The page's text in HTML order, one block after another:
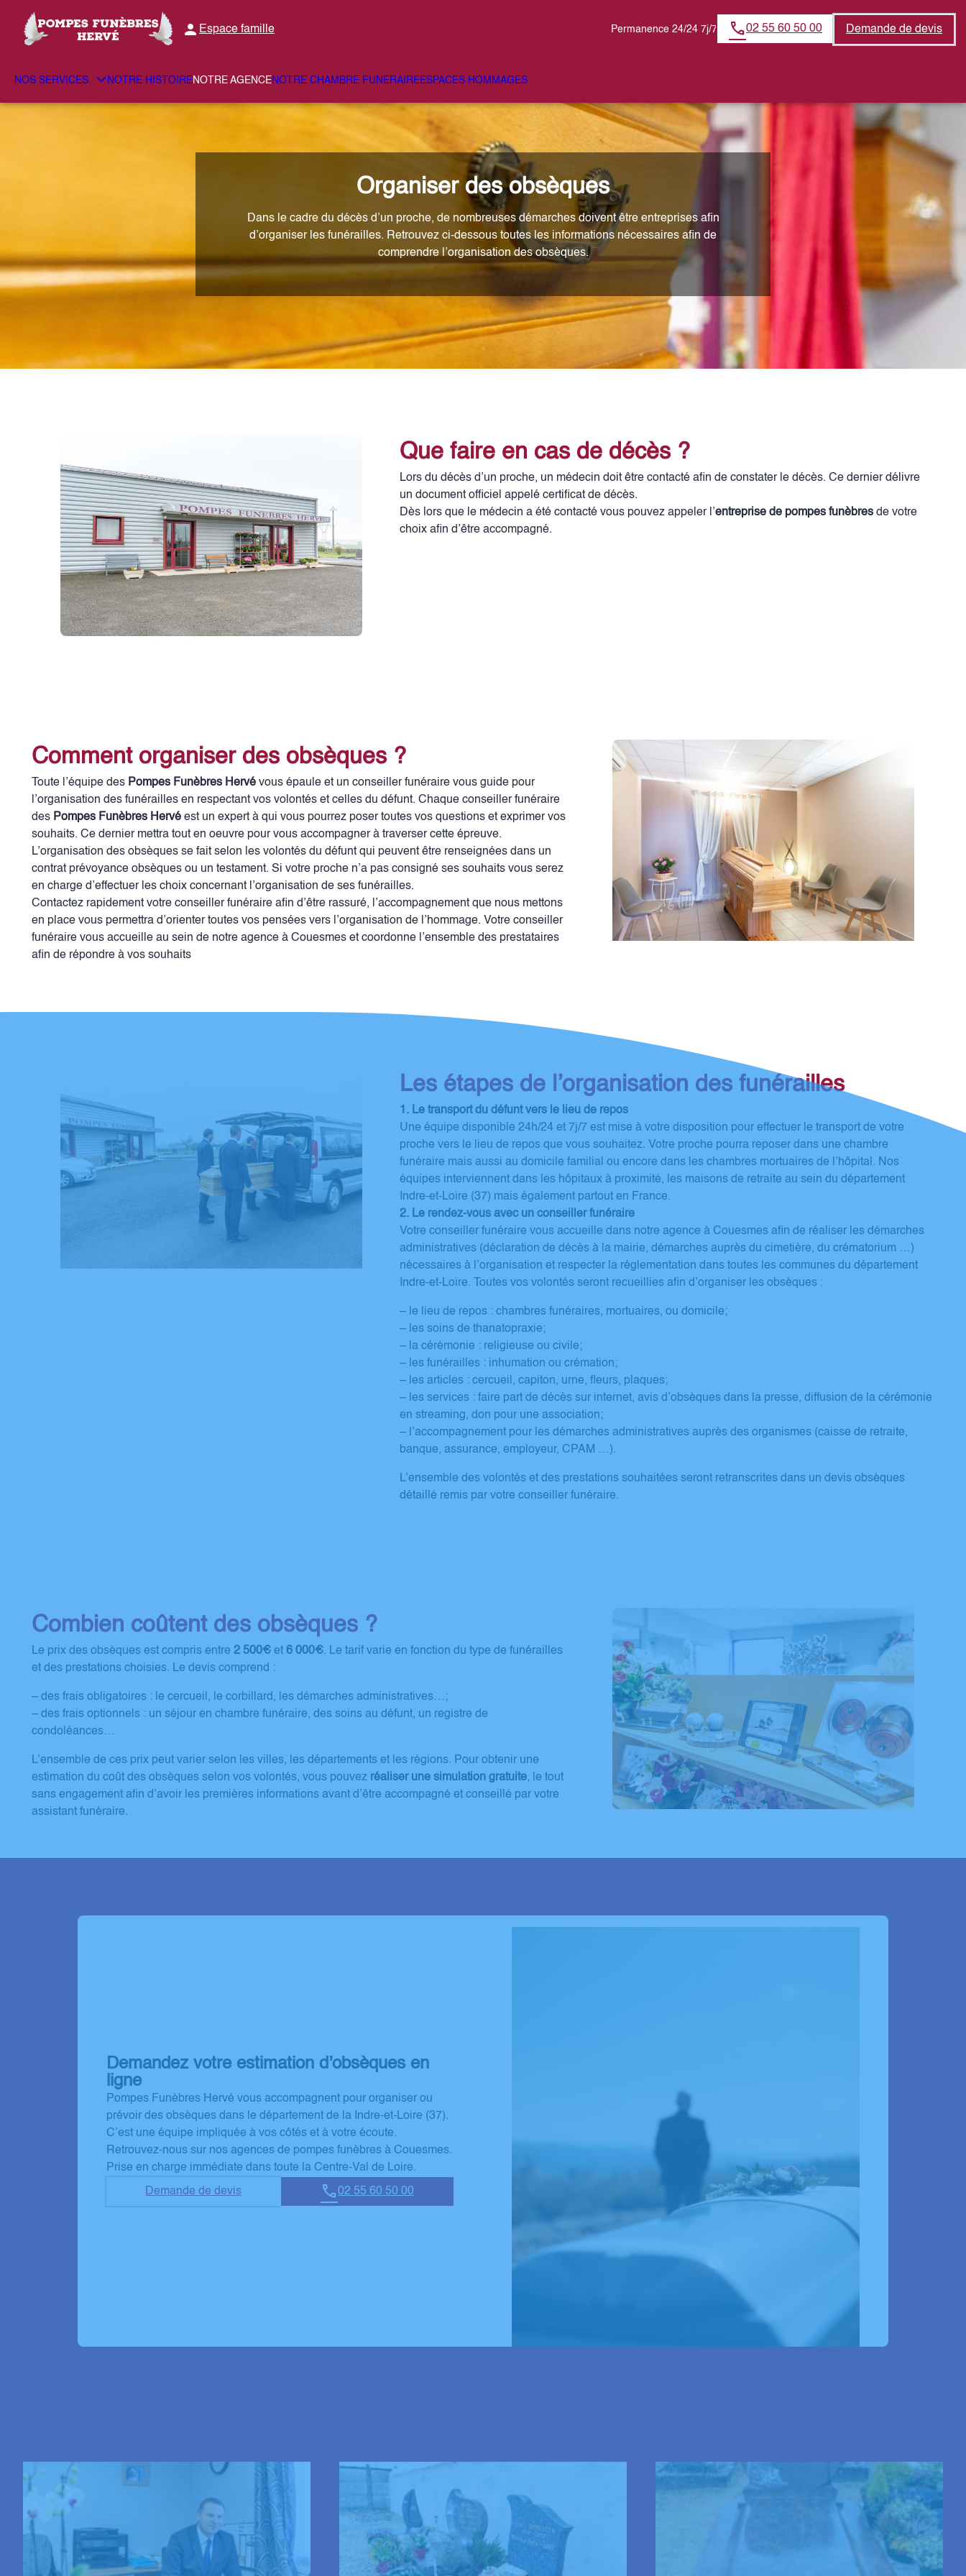
contenu
Espace famille Permanence 24/24 7j/7 02 55 60 50 00 Demande de devis
NOS SERVICES NOTRE HISTOIRENOTRE AGENCENOTRE CHAMBRE FUNERAIREESPACES HOMMAGES
Organiser des obsèques
Dans le cadre du décès d’un proche, de nombreuses démarches doivent être entreprises afin
d’organiser les funérailles. Retrouvez ci-dessous toutes les informations nécessaires afin de
comprendre l’organisation des obsèques.
Que faire en cas de décès ?
Lors du décès d’un proche, un médecin doit être contacté afin de constater le décès. Ce dernier délivre
un document officiel appelé certificat de décès.
Dès lors que le médecin a été contacté vous pouvez appeler l’entreprise de pompes funèbres de votre
choix afin d’être accompagné.
Comment organiser des obsèques ?
Toute l’équipe des Pompes Funèbres Hervé vous épaule et un conseiller funéraire vous guide pour
l’organisation des funérailles en respectant vos volontés et celles du défunt. Chaque conseiller funéraire
des Pompes Funèbres Hervé est un expert à qui vous pourrez poser toutes vos questions et exprimer vos
souhaits. Ce dernier mettra tout en oeuvre pour vous accompagner à traverser cette épreuve.
L’organisation des obsèques se fait selon les volontés du défunt qui peuvent être renseignées dans un
contrat prévoyance obsèques ou un testament. Si votre proche n’a pas consigné ses souhaits vous serez
en charge d’effectuer les choix concernant l’organisation de ses funérailles.
Contactez rapidement votre conseiller funéraire afin d’être rassuré, l’accompagnement que nous mettons
en place vous permettra d’orienter toutes vos pensées vers l’organisation de l’hommage. Votre conseiller
funéraire vous accueille au sein de notre agence à Couesmes et coordonne l’ensemble des prestataires
afin de répondre à vos souhaits
Les étapes de l’organisation des funérailles
1. Le transport du défunt vers le lieu de repos
Une équipe disponible 24h/24 et 7j/7 est mise à votre disposition pour effectuer le transport de votre
proche vers le lieu de repos que vous souhaitez. Votre proche pourra reposer dans une chambre
funéraire mais aussi au domicile familial ou encore dans les chambres mortuaires de l’hôpital. Nos
équipes interviennent dans les hôpitaux à proximité, les maisons de retraite au sein du département
Indre-et-Loire (37) mais également partout en France.
2. Le rendez-vous avec un conseiller funéraire
Votre conseiller funéraire vous accueille dans notre agence à Couesmes afin de réaliser les démarches
administratives (déclaration de décès à la mairie, démarches auprès du cimetière, du crématorium …)
nécessaires à l’organisation et respecter la réglementation dans toutes les communes du département
Indre-et-Loire. Toutes vos volontés seront recueillies afin d’organiser les obsèques :
– le lieu de repos : chambres funéraires, mortuaires, ou domicile;
– les soins de thanatopraxie;
– la cérémonie : religieuse ou civile;
– les funérailles : inhumation ou crémation;
– les articles : cercueil, capiton, urne, fleurs, plaques;
– les services : faire part de décès sur internet, avis d’obsèques dans la presse, diffusion de la cérémonie
en streaming, don pour une association;
– l’accompagnement pour les démarches administratives auprès des organismes (caisse de retraite,
banque, assurance, employeur, CPAM …).
L’ensemble des volontés et des prestations souhaitées seront retranscrites dans un devis obsèques
détaillé remis par votre conseiller funéraire.
Combien coûtent des obsèques ?
Le prix des obsèques est compris entre 2 500€ et 6 000€. Le tarif varie en fonction du type de funérailles
et des prestations choisies. Le devis comprend :
– des frais obligatoires : le cercueil, le corbillard, les démarches administratives…;
– des frais optionnels : un séjour en chambre funéraire, des soins au défunt, un registre de
condoléances…
L’ensemble de ces prix peut varier selon les villes, les départements et les régions. Pour obtenir une
estimation du coût des obsèques selon vos volontés, vous pouvez réaliser une simulation gratuite, le tout
sans engagement afin d’avoir les premières informations avant d’être accompagné et conseillé par votre
assistant funéraire.
Demandez votre estimation d’obsèques en
ligne
Pompes Funèbres Hervé vous accompagnent pour organiser ou
prévoir des obsèques dans le département de la Indre-et-Loire (37).
C’est une équipe impliquée à vos côtés et à votre écoute.
Retrouvez-nous sur nos agences de pompes funèbres à Couesmes.
Prise en charge immédiate dans toute la Centre-Val de Loire.
Demande de devis 02 55 60 50 00